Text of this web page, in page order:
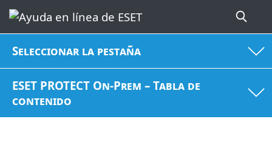
Seleccionar la pestaña
ESET PROTECT On-Prem – Tabla de
contenido